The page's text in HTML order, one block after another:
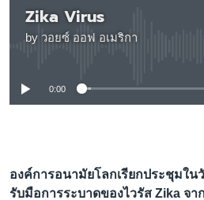
Zika Virus
by วอยซ์ ออฟ อเมริกา
No media source
0:00
องค์การอนามัยโลกเรียกประชุมใ
รับมือการระบาดของไวรัส Zika จา